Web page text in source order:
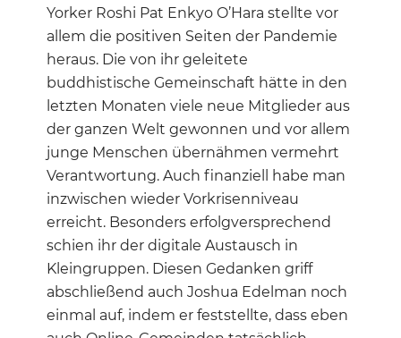
Yorker Roshi Pat Enkyo O’Hara stellte vor
allem die positiven Seiten der Pandemie
heraus. Die von ihr geleitete
buddhistische Gemeinschaft hätte in den
letzten Monaten viele neue Mitglieder aus
der ganzen Welt gewonnen und vor allem
junge Menschen übernähmen vermehrt
Verantwortung. Auch finanziell habe man
inzwischen wieder Vorkrisenniveau
erreicht. Besonders erfolgversprechend
schien ihr der digitale Austausch in
Kleingruppen. Diesen Gedanken griff
abschließend auch Joshua Edelman noch
einmal auf, indem er feststellte, dass eben